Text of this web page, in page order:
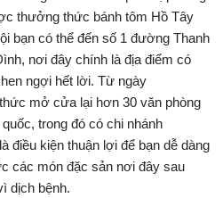
thưởng thức bánh tôm Hồ Tây
bạn có thể đến số 1 đường Thanh
nơi đây chính là địa điểm có
ngợi hết lời. Từ ngày
mở cửa lại hơn 30 văn phòng
trong đó có chi nhánh
điều kiện thuận lợi để bạn dễ dàng
các món đặc sản nơi đây sau
dịch bệnh.